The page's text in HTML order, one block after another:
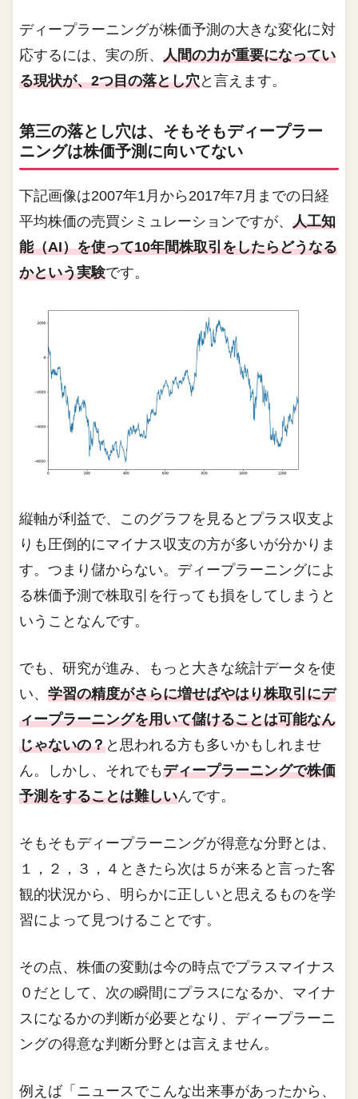
ディープラーニングが株価予測の大きな変化に対
応するには、実の所、人間の力が重要になってい
る現状が、2つ目の落とし穴と言えます。
第三の落とし穴は、そもそもディープラー
ニングは株価予測に向いてない
下記画像は2007年1月から2017年7月までの日経
平均株価の売買シミュレーションですが、人工知
能（AI）を使って10年間株取引をしたらどうなる
かという実験です。
縦軸が利益で、このグラフを見るとプラス収支よ
りも圧倒的にマイナス収支の方が多いが分かりま
す。つまり儲からない。ディープラーニングによ
る株価予測で株取引を行っても損をしてしまうと
いうことなんです。
でも、研究が進み、もっと大きな統計データを使
い、学習の精度がさらに増せばやはり株取引にデ
ィープラーニングを用いて儲けることは可能なん
じゃないの？と思われる方も多いかもしれませ
ん。しかし、それでもディープラーニングで株価
予測をすることは難しいんです。
そもそもディープラーニングが得意な分野とは、
１，２，３，４ときたら次は５が来ると言った客
観的状況から、明らかに正しいと思えるものを学
習によって見つけることです。
その点、株価の変動は今の時点でプラスマイナス
０だとして、次の瞬間にプラスになるか、マイナ
スになるかの判断が必要となり、ディープラーニ
ングの得意な判断分野とは言えません。
例えば「ニュースでこんな出来事があったから、